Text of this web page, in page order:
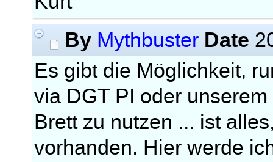
By Mythbuster Date
Es gibt die Möglichkeit,
via DGT PI oder
Brett zu nutzen ... ist
vorhanden. Hier werde